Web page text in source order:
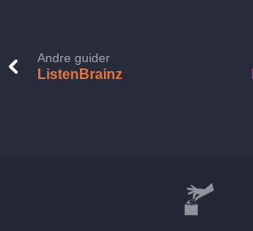
Andre guider
ListenBrainz